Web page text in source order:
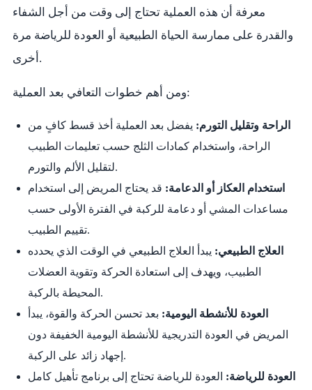
معرفة أن هذه العملية تحتاج إلى وقت من أجل الشفاء
والقدرة على ممارسة الحياة الطبيعية أو العودة للرياضة مرة
أخرى.
ومن أهم خطوات التعافي بعد العملية:
الراحة وتقليل التورم: يفضل بعد العملية أخذ قسط كافٍ من
الراحة، واستخدام كمادات الثلج حسب تعليمات الطبيب
لتقليل الألم والتورم.
استخدام العكاز أو الدعامة: قد يحتاج المريض إلى استخدام
مساعدات المشي أو دعامة للركبة في الفترة الأولى حسب
تقييم الطبيب.
العلاج الطبيعي: يبدأ العلاج الطبيعي في الوقت الذي يحدده
الطبيب، ويهدف إلى استعادة الحركة وتقوية العضلات
المحيطة بالركبة.
العودة للأنشطة اليومية: بعد تحسن الحركة والقوة، يبدأ
المريض في العودة التدريجية للأنشطة اليومية الخفيفة دون
إجهاد زائد على الركبة.
العودة للرياضة: العودة للرياضة تحتاج إلى برنامج تأهيل كامل